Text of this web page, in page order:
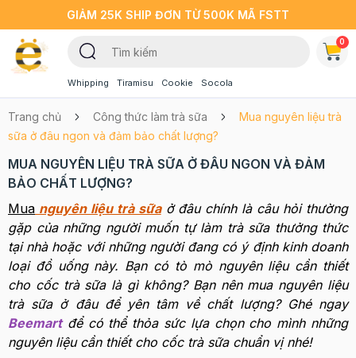
GIẢM 25K SHIP ĐƠN TỪ 500K MÃ FSTT
Whipping Tiramisu Cookie Socola
0
Trang chủ Công thức làm trà sữa
Mua nguyên liệu trà
sữa ở đâu ngon và đảm bảo chất lượng?
MUA NGUYÊN LIỆU TRÀ SỮA Ở ĐÂU NGON VÀ ĐẢM
BẢO CHẤT LƯỢNG?
Mua nguyên liệu trà sữaở đâu chính là câu hỏi thường
gặp của những người muốn tự làm trà sữa thưởng thức
tại nhà hoặc với những người đang có ý định kinh doanh
loại đồ uống này. Bạn có tò mò nguyên liệu cần thiết
cho cốc trà sữa là gì không? Bạn nên mua nguyên liệu
trà sữa ở đâu để yên tâm về chất lượng? Ghé ngay
Beemartđể có thể thỏa sức lựa chọn cho mình những
nguyên liệu cần thiết cho cốc trà sữa chuẩn vị nhé!